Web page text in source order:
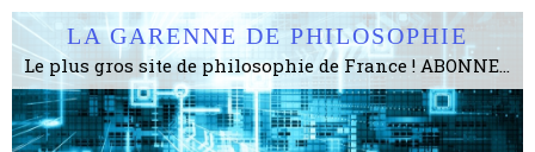
LA GARENNE DE PHILOSOPHIE
Le plus gros site de philosophie de France ! ABONNEZ-VOUS ! 4115 Articles, 1634 abonné·e·s, depuis 2006 . . . . . . . . 2 852 214 pages vues jusqu'à présent. Prestance et être apte à un plus grand nombre de choses.